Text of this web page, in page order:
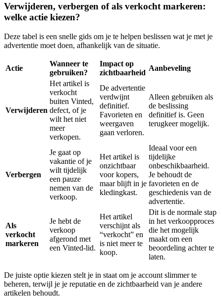
Verwijderen, verbergen of als verkocht markeren:
welke actie kiezen?
Deze tabel is een snelle gids om je te helpen beslissen wat je met je
advertentie moet doen, afhankelijk van de situatie.
Actie
Wanneer te
gebruiken?
Impact op
zichtbaarheid
Aanbeveling
Verwijderen
Het artikel is
verkocht
buiten Vinted,
defect, of je
wilt het niet
meer
verkopen.
De advertentie
verdwijnt
definitief.
Favorieten en
weergaven
gaan verloren.
Alleen gebruiken als
de beslissing
definitief is. Geen
terugkeer mogelijk.
Verbergen
Je gaat op
vakantie of je
wilt tijdelijk
een pauze
nemen van de
verkoop.
Het artikel is
onzichtbaar
voor kopers,
maar blijft in je
kledingkast.
Ideaal voor een
tijdelijke
onbeschikbaarheid.
Je behoudt de
favorieten en de
geschiedenis van de
advertentie.
Als
verkocht
markeren
Je hebt de
verkoop
afgerond met
een Vinted-lid.
Het artikel
verschijnt als
“verkocht” en
is niet meer te
koop.
Dit is de normale stap
in het verkoopproces
die het mogelijk
maakt om een
beoordeling achter te
laten.
De juiste optie kiezen stelt je in staat om je account slimmer te
beheren, terwijl je je reputatie en de zichtbaarheid van je andere
artikelen behoudt.